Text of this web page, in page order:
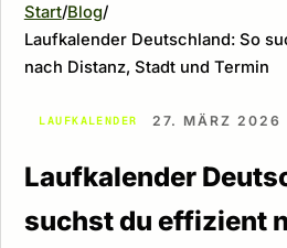
Start Blog
Laufkalender Deutschland: So
nach Distanz, Stadt und Termin
LAUFKALENDER 27. MÄRZ 2026
Laufkalender
suchst du effizient